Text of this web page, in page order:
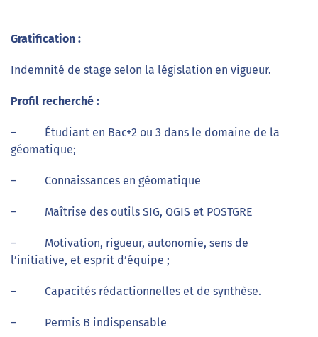
Gratification :
Indemnité de stage selon la législation en vigueur.
Profil recherché :
– Étudiant en Bac+2 ou 3 dans le domaine de la
géomatique;
– Connaissances en géomatique
– Maîtrise des outils SIG, QGIS et POSTGRE
– Motivation, rigueur, autonomie, sens de
l’initiative, et esprit d’équipe ;
– Capacités rédactionnelles et de synthèse.
– Permis B indispensable